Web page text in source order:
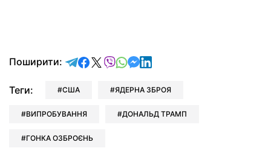
Поширити: відправити у Telegram
поділитись у Facebook
поділитись у X
відправити у Viber
відправити у Whatsapp
відправити у Messenger
відправити у LinkedIn
Теги: США ЯДЕРНА ЗБРОЯ
ВИПРОБУВАННЯ ДОНАЛЬД ТРАМП
ГОНКА ОЗБРОЄНЬ